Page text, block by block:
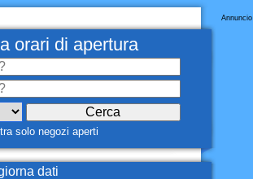
Annuncio
orari di apertura
solo negozi aperti
dati